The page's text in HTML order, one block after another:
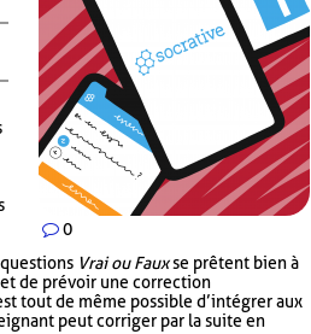
0
Vrai ou Fauxse prêtent bien à
de prévoir une correction
tout de même possible d’intégrer aux
peut corriger par la suite en